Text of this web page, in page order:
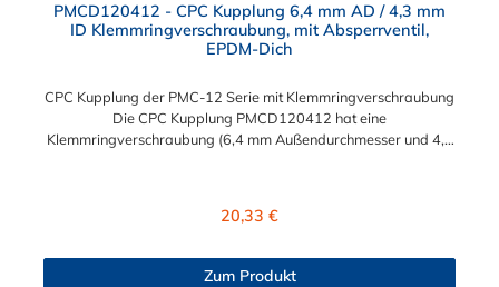
PMCD120412 - CPC Kupplung 6,4 mm AD / 4,3 mm
ID Klemmringverschraubung, mit Absperrventil,
EPDM-Dich
CPC Kupplung der PMC-12 Serie mit Klemmringverschraubung
Die CPC Kupplung PMCD120412 hat eine
Klemmringverschraubung (6,4 mm Außendurchmesser und 4,3
ist aus EPDM. Das Verbindungsstück zum Stecker hat ein
Steckern der PMC-, PMC12- und MC- Serie kombinieren.
Regulärer Preis:
20,33 €
Zum Produkt